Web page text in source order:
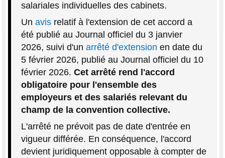
salariales individuelles des cabinets.
Un avis relatif à l'extension de cet accord a
été publié au Journal officiel du 3 janvier
2026, suivi d'un arrêté d'extension en date du
5 février 2026, publié au Journal officiel du 10
février 2026. Cet arrêté rend l'accord
obligatoire pour l'ensemble des
employeurs et des salariés relevant du
champ de la convention collective.
L'arrêté ne prévoit pas de date d'entrée en
vigueur différée. En conséquence, l'accord
devient juridiquement opposable à compter de